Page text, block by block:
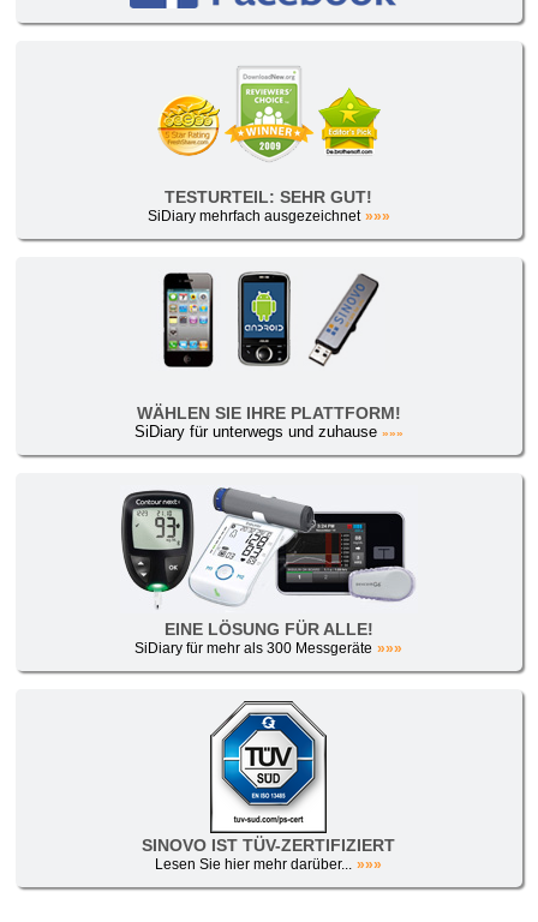
TESTURTEIL: SEHR GUT!
SiDiary mehrfach ausgezeichnet »»»
WÄHLEN SIE IHRE PLATTFORM!
SiDiary für unterwegs und zuhause »»»
EINE LÖSUNG FÜR ALLE!
SiDiary für mehr als 300 Messgeräte »»»
SINOVO IST TÜV-ZERTIFIZIERT
Lesen Sie hier mehr darüber... »»»